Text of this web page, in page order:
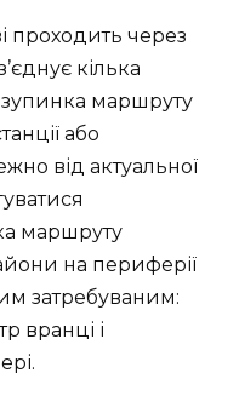
проходить через
кілька
маршруту
або
від актуальної
маршруту
на периферії
затребуваним:
вранці і